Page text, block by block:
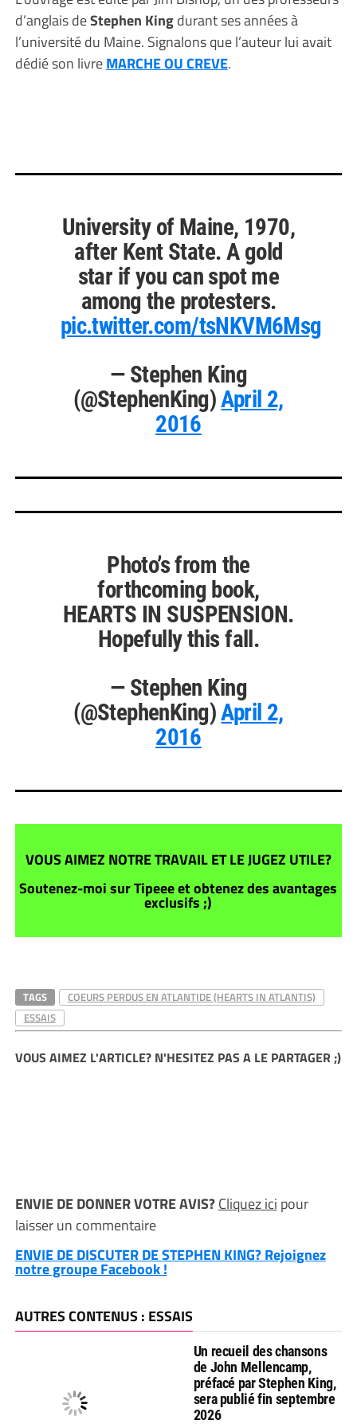
d’anglais deStephen Kingdurant ses années à
l’université du Maine. Signalons que l’auteur lui avait
dédié son livreMARCHE OU CREVE.
University of Maine, 1970,
after Kent State. A gold
star if you can spot me
among the protesters.
pic.twitter.com/tsNKVM6Msg
— Stephen King
(@StephenKing)April 2,
2016
Photo’s from the
forthcoming book,
HEARTS IN SUSPENSION.
Hopefully this fall.
— Stephen King
(@StephenKing)April 2,
2016
VOUS AIMEZ NOTRE TRAVAIL ET LE JUGEZ UTILE?
Soutenez-moi sur Tipeee et obtenez des avantages
exclusifs ;)
TAGS
COEURS PERDUS EN ATLANTIDE (HEARTS IN ATLANTIS)
ESSAIS
VOUS AIMEZ L'ARTICLE? N'HESITEZ PAS A LE PARTAGER ;)
ENVIE DE DONNER VOTRE AVIS?Cliquez ici pour
laisser un commentaire
ENVIE DE DISCUTER DE STEPHEN KING? Rejoignez
notre groupe Facebook !
AUTRES CONTENUS : ESSAIS
Un recueil des chansons
de John Mellencamp,
préfacé par Stephen King,
sera publié fin septembre
2026